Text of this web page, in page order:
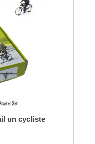
un cycliste